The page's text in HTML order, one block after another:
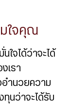
มใจคุณ
ใจได้ว่าจะได้
เรา
ำนวยความ
ทุนว่าจะได้รับ